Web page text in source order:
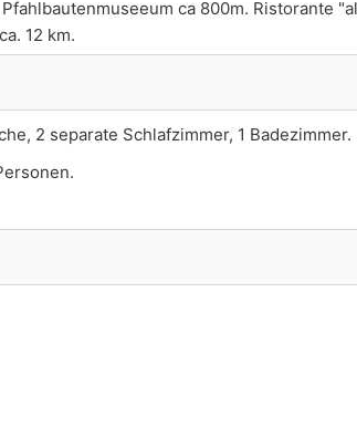
ca 800m. Ristorante
12 km.
2 separate Schlafzimmer, 1 Badezimmer.